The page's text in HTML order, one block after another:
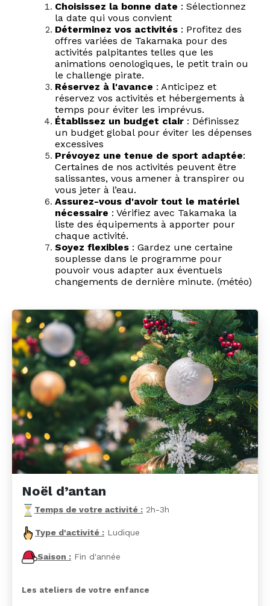
Choisissez la bonne date : Sélectionnez
la date qui vous convient
Déterminez vos activités : Profitez des
offres variées de Takamaka pour des
activités palpitantes telles que les
animations oenologiques, le petit train ou
le challenge pirate.
Réservez à l'avance : Anticipez et
réservez vos activités et hébergements à
temps pour éviter les imprévus.
Établissez un budget clair : Définissez
un budget global pour éviter les dépenses
excessives
Prévoyez une tenue de sport adaptée:
Certaines de nos activités peuvent être
salissantes, vous amener à transpirer ou
vous jeter à l’eau.
Assurez-vous d'avoir tout le matériel
nécessaire : Vérifiez avec Takamaka la
liste des équipements à apporter pour
chaque activité.
Soyez flexibles : Gardez une certaine
souplesse dans le programme pour
pouvoir vous adapter aux éventuels
changements de dernière minute. (météo)
Noël d’antan
Temps de votre activité : 2h-3h
Type d'activité : Ludique
Saison : Fin d'année
Les ateliers de votre enfance